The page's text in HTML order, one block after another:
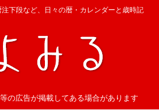
下段など、日々の暦・カレンダーと歳時記
の広告が掲載してある場合があります